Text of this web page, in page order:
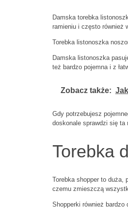
Damska torebka
ramieniu i często również
Torebka listonoszka
Damska listonoszka
też bardzo pojemna i z
Zobacz także:
Gdy potrzebujesz
doskonale sprawdzi się ta
Torebka
Torebka shopper to duża,
czemu zmieszczą
Shopperki również